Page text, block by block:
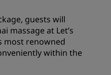
guests will
massage at Let’s
most renowned
within the